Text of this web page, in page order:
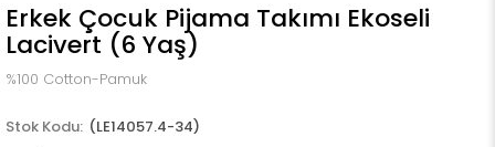
Erkek Çocuk Pijama Takımı Ekoseli
Lacivert (6 Yaş)
%100 Cotton-Pamuk
(LE14057.4-34)